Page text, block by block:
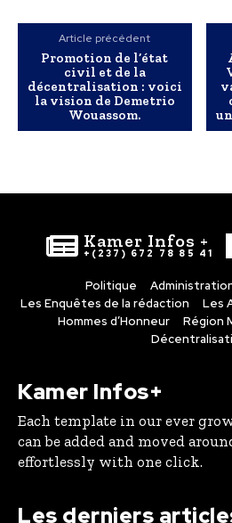
Article précédent
Promotion de l’état
civil et de la
décentralisation : voici
la vision de Demetrio
Wouassom.
Kamer Infos +
+(237) 672 78 85 41
Politique
Les Enquêtes de la rédaction
Les
Hommes d’Honneur
Région
Kamer Infos+
Each template in our ever
can be added and moved
effortlessly with one click.
Les derniers